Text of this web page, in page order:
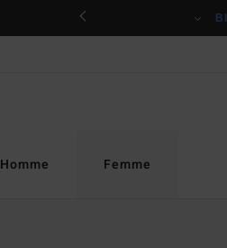
Homme Femme